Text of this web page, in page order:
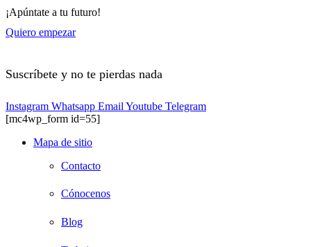
¡Apúntate a tu futuro!
Quiero empezar
Suscríbete y no te pierdas nada
Instagram Whatsapp Email Youtube Telegram
[mc4wp_form id=55]
Mapa de sitio
Contacto
Cónocenos
Blog